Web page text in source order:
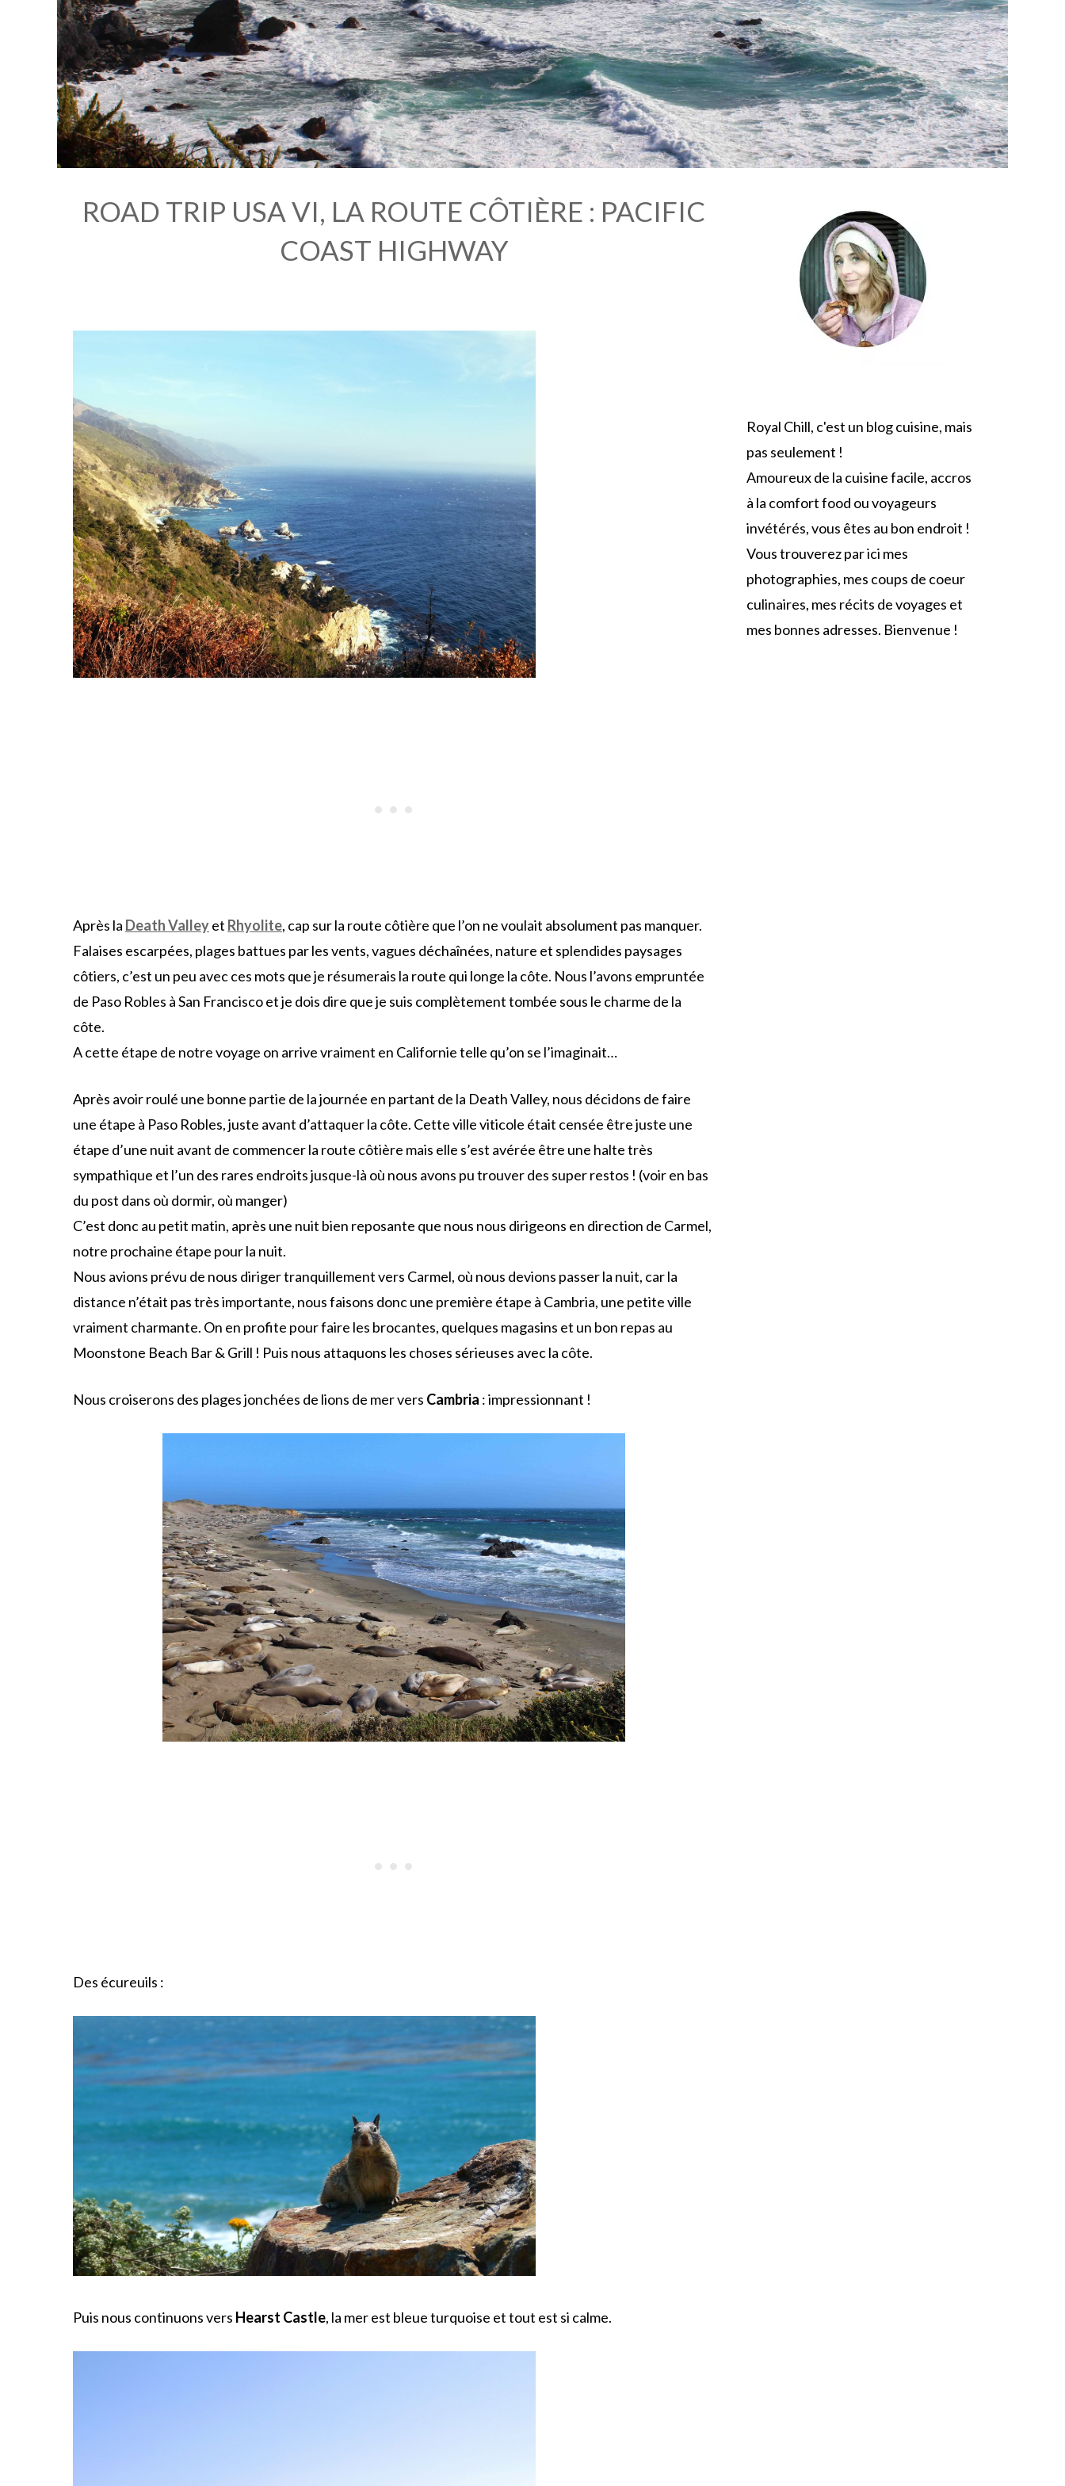
ROAD TRIP USA VI, LA ROUTE CÔTIÈRE : PACIFIC
COAST HIGHWAY
Après la Death Valleyet Rhyolite, cap sur la route côtière que l’on ne voulait absolument pas manquer.
Falaises escarpées, plages battues par les vents, vagues déchaînées, nature et splendides paysages
côtiers, c’est un peu avec ces mots que je résumerais la route qui longe la côte. Nous l’avons empruntée
de Paso Robles à San Francisco et je dois dire que je suis complètement tombée sous le charme de la
côte.
A cette étape de notre voyage on arrive vraiment en Californie telle qu’on se l’imaginait…
Après avoir roulé une bonne partie de la journée en partant de la Death Valley, nous décidons de faire
une étape à Paso Robles, juste avant d’attaquer la côte. Cette ville viticole était censée être juste une
étape d’une nuit avant de commencer la route côtière mais elle s’est avérée être une halte très
sympathique et l’un des rares endroits jusque-là où nous avons pu trouver des super restos ! (voir en bas
du post dans où dormir, où manger)
C’est donc au petit matin, après une nuit bien reposante que nous nous dirigeons en direction de Carmel,
notre prochaine étape pour la nuit.
Nous avions prévu de nous diriger tranquillement vers Carmel, où nous devions passer la nuit, car la
distance n’était pas très importante, nous faisons donc une première étape à Cambria, une petite ville
vraiment charmante. On en profite pour faire les brocantes, quelques magasins et un bon repas au
Moonstone Beach Bar & Grill ! Puis nous attaquons les choses sérieuses avec la côte.
Nous croiserons des plages jonchées de lions de mer vers Cambria : impressionnant !
Des écureuils :
Puis nous continuons vers Hearst Castle, la mer est bleue turquoise et tout est si calme.
Royal Chill, c'est un blog cuisine, mais
pas seulement !
Amoureux de la cuisine facile, accros
à la comfort food ou voyageurs
invétérés, vous êtes au bon endroit !
Vous trouverez par ici mes
photographies, mes coups de coeur
culinaires, mes récits de voyages et
mes bonnes adresses. Bienvenue !